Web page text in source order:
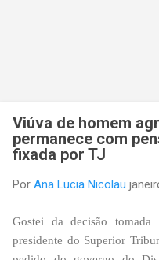
Viúva de homem
permanece com
fixada por TJ
Por Ana Lucia Nicolau
Gostei da decisão
presidente do Superior